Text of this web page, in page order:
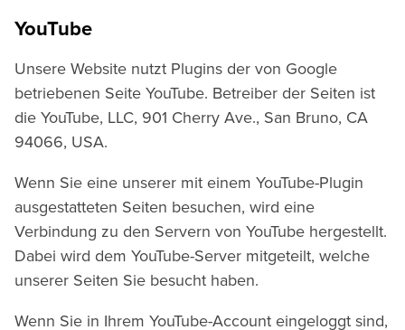
YouTube
Unsere Website nutzt Plugins der von Google
betriebenen Seite YouTube. Betreiber der Seiten ist
die YouTube, LLC, 901 Cherry Ave., San Bruno, CA
94066, USA.
Wenn Sie eine unserer mit einem YouTube-Plugin
ausgestatteten Seiten besuchen, wird eine
Verbindung zu den Servern von YouTube hergestellt.
Dabei wird dem YouTube-Server mitgeteilt, welche
unserer Seiten Sie besucht haben.
Wenn Sie in Ihrem YouTube-Account eingeloggt sind,